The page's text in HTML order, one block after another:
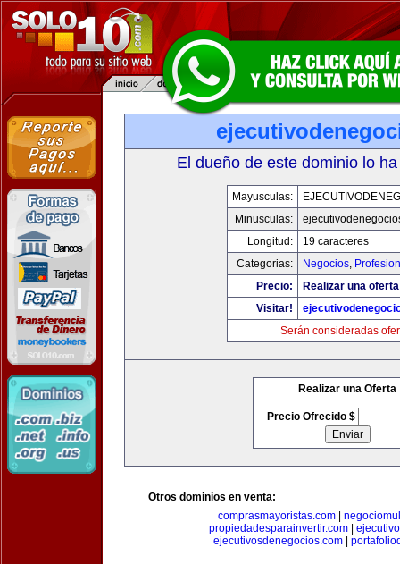
El dueño de este dominio lo
Mayusculas:
Minusculas:
Longitud:
19 caracteres
Categorias:
Negocios,
Precio:
Realizar una
Visitar!
Serán consideradas
Realizar una Oferta
Precio Ofrecido $
Otros dominios en venta:
comprasmayoristas.com
propiedadesparainvertir.com
ejecutivosdenegocios.com|